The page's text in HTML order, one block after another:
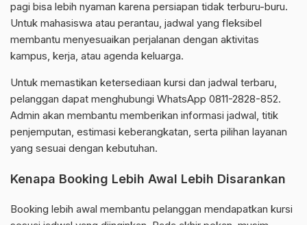
pagi bisa lebih nyaman karena persiapan tidak terburu-buru.
Untuk mahasiswa atau perantau, jadwal yang fleksibel
membantu menyesuaikan perjalanan dengan aktivitas
kampus, kerja, atau agenda keluarga.
Untuk memastikan ketersediaan kursi dan jadwal terbaru,
pelanggan dapat menghubungi WhatsApp 0811-2828-852.
Admin akan membantu memberikan informasi jadwal, titik
penjemputan, estimasi keberangkatan, serta pilihan layanan
yang sesuai dengan kebutuhan.
Kenapa Booking Lebih Awal Lebih Disarankan
Booking lebih awal membantu pelanggan mendapatkan kursi